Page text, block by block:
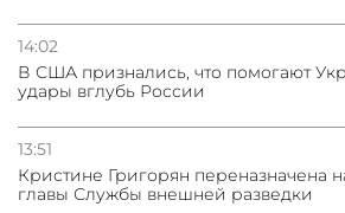
14:02
В США признались, что помогают
удары вглубь России
13:51
Кристине Григорян переназначена
главы Службы внешней разведки